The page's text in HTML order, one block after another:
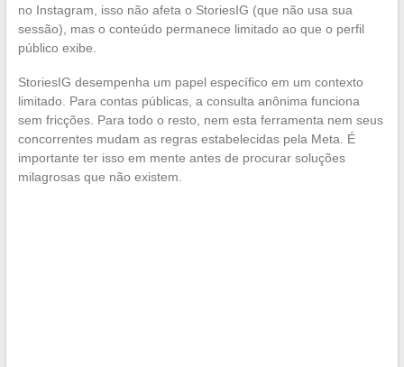
no Instagram, isso não afeta o StoriesIG (que não usa sua
sessão), mas o conteúdo permanece limitado ao que o perfil
público exibe.
StoriesIG desempenha um papel específico em um contexto
limitado. Para contas públicas, a consulta anônima funciona
sem fricções. Para todo o resto, nem esta ferramenta nem seus
concorrentes mudam as regras estabelecidas pela Meta. É
importante ter isso em mente antes de procurar soluções
milagrosas que não existem.